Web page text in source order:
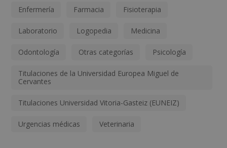
Enfermería Farmacia Fisioterapia
Laboratorio Logopedia Medicina
Odontología Otras categorías Psicología
Titulaciones de la Universidad Europea Miguel de
Cervantes
Titulaciones Universidad Vitoria-Gasteiz (EUNEIZ)
Urgencias médicas Veterinaria